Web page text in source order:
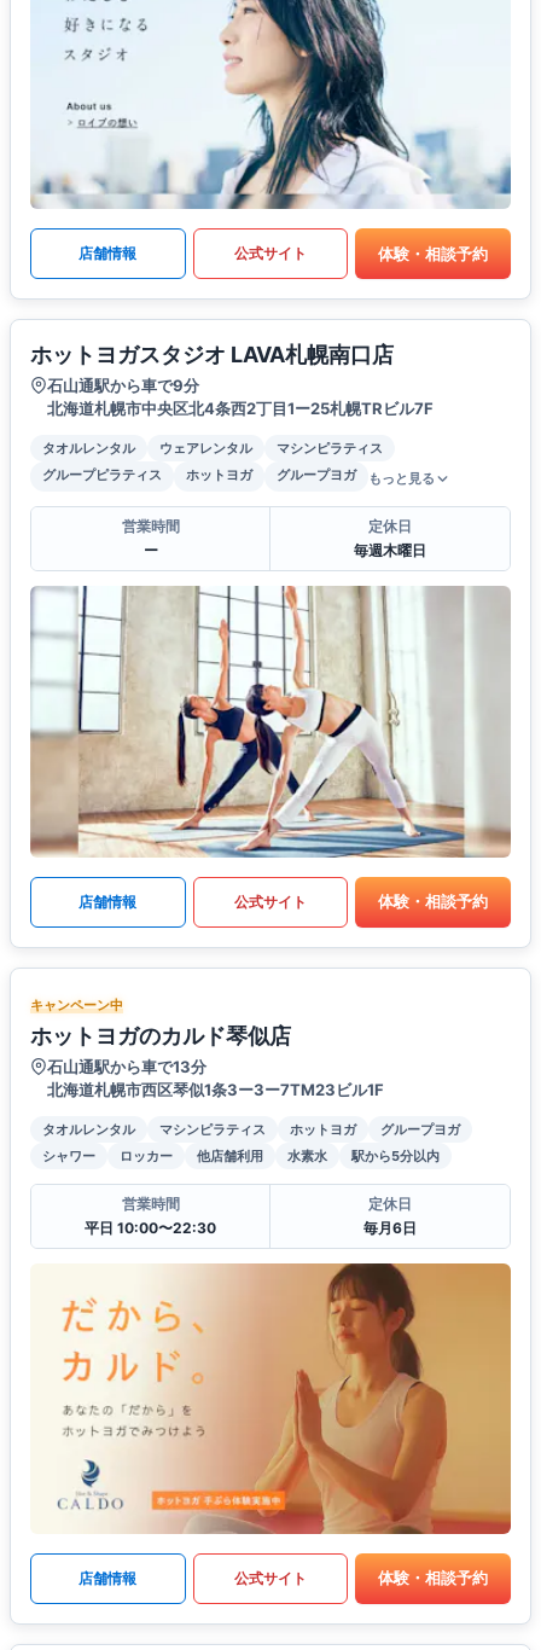
店舗情報 公式サイト 体験・相談予約
ホットヨガスタジオ LAVA札幌南口店
石山通駅から車で9分
北海道札幌市中央区北4条西2丁目1ー25札幌TRビル7F
タオルレンタル ウェアレンタル
マシンピラティス
グループピラティス
ホットヨガ グループヨガ もっと見る
営業時間
ー
定休日
毎週木曜日
店舗情報 公式サイト 体験・相談予約
キャンペーン中
ホットヨガのカルド琴似店
石山通駅から車で13分
北海道札幌市西区琴似1条3ー3ー7TM23ビル1F
タオルレンタル マシンピラティス ホットヨガ
グループヨガ
シャワー
ロッカー 他店舗利用 水素水 駅から5分以内
営業時間
平日 10:00〜22:30
定休日
毎月6日
店舗情報 公式サイト 体験・相談予約